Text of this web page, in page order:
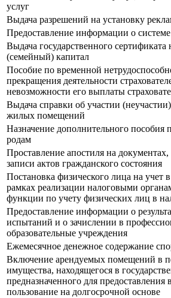
услуг
Выдача разрешений на установку
Предоставление информации о
Выдача государственного сертификата
(семейный) капитал
Пособие по временной
прекращения деятельности
невозможности его выплаты
Выдача справки об участии
жилых помещений
Назначение дополнительного пособия
родам
Проставление апостиля на
записи актов гражданского состояния
Постановка физического лица на учет
рамках реализации налоговыми
функции по учету физических лиц в
Предоставление информации о
испытаний и о зачислении в
образовательные учреждения
Ежемесячное денежное содержание
Включение арендуемых помещений в
имущества, находящегося в
предназначенного для предоставления
пользование на долгосрочной основе